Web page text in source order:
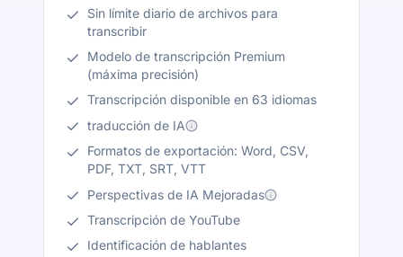
Sin límite diario de archivos para
transcribir
Modelo de transcripción Premium
(máxima precisión)
Transcripción disponible en 63 idiomas
traducción de IA
Formatos de exportación: Word, CSV,
PDF, TXT, SRT, VTT
Perspectivas de IA Mejoradas
Transcripción de YouTube
Identificación de hablantes